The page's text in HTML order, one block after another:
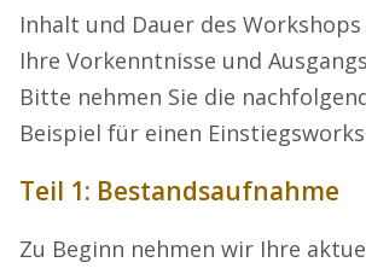
Inhalt und Dauer des
Ihre Vorkenntnisse und
Bitte nehmen Sie die
Beispiel für einen
Teil 1: Bestandsaufnahme
Zu Beginn nehmen wir Ihre